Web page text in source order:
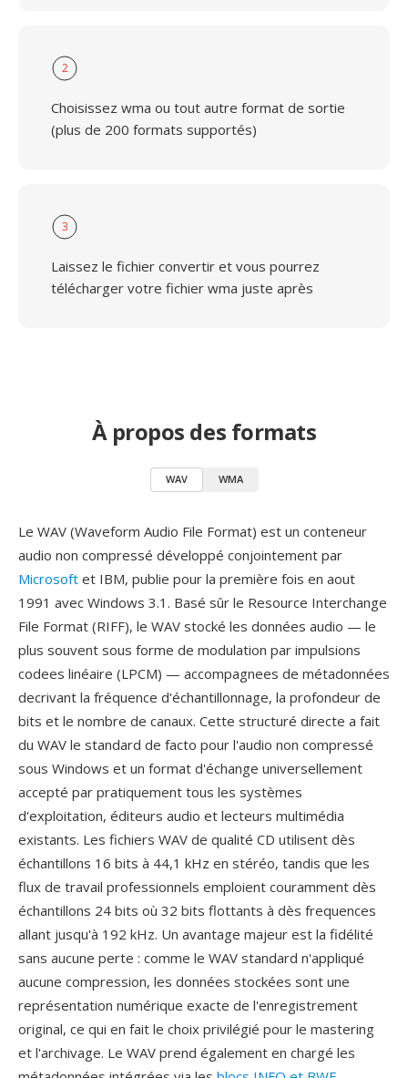
2
Choisissez wma ou tout autre format de sortie
(plus de 200 formats supportés)
3
Laissez le fichier convertir et vous pourrez
télécharger votre fichier wma juste après
À propos des formats
WAV WMA
Le WAV (Waveform Audio File Format) est un conteneur
audio non compressé développé conjointement par
Microsoft et IBM, publie pour la première fois en aout
1991 avec Windows 3.1. Basé sûr le Resource Interchange
File Format (RIFF), le WAV stocké les données audio — le
plus souvent sous forme de modulation par impulsions
codees linéaire (LPCM) — accompagnees de métadonnées
decrivant la fréquence d'échantillonnage, la profondeur de
bits et le nombre de canaux. Cette structuré directe a fait
du WAV le standard de facto pour l'audio non compressé
sous Windows et un format d'échange universellement
accepté par pratiquement tous les systèmes
d'exploitation, éditeurs audio et lecteurs multimédia
existants. Les fichiers WAV de qualité CD utilisent dès
échantillons 16 bits à 44,1 kHz en stéréo, tandis que les
flux de travail professionnels emploient couramment dès
échantillons 24 bits où 32 bits flottants à dès frequences
allant jusqu'à 192 kHz. Un avantage majeur est la fidélité
sans aucune perte : comme le WAV standard n'appliqué
aucune compression, les données stockées sont une
représentation numérique exacte de l'enregistrement
original, ce qui en fait le choix privilégié pour le mastering
et l'archivage. Le WAV prend également en chargé les